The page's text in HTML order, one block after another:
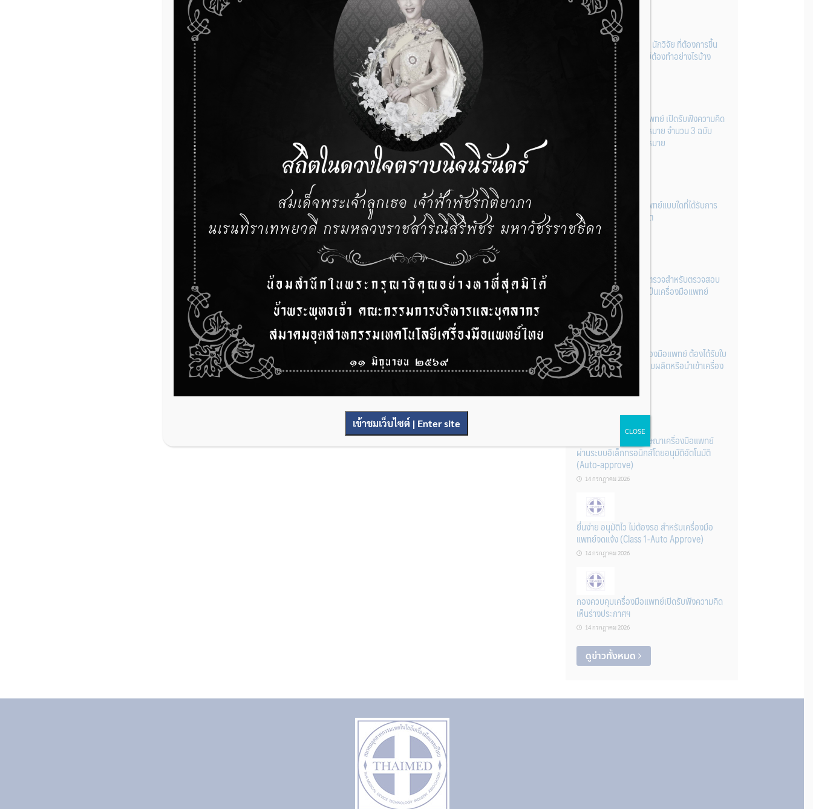
ผู้ประกอบการผลิต และ นักวิจัย ที่ต้องการขึ้น
ทะเบียนเครื่องมือแพทย์ต้องทำอย่างไรบ้าง
22 กรกฎาคม 2026
กองควบคุมเครื่องมือแพทย์ เปิดรับฟังความคิด
เห็นหลักการยกร่างกฎหมาย จำนวน 3 ฉบับ
ผ่านระบบกลางทางกฎหมาย
22 กรกฎาคม 2026
การโฆษณาเครื่องมือแพทย์แบบใดที่ได้รับการ
ยกเว้นไม่ต้องขออนุญาต
14 กรกฎาคม 2026
รู้หรือไม่? ผลิตภัณฑ์ชุดตรวจสําหรับตรวจสอบ
การปนเปื้อนแบบใดจัดเป็นเครื่องมือแพทย์
14 กรกฎาคม 2026
การนำเข้าหรือผลิตเครื่องมือแพทย์ ต้องได้รับใบ
จดทะเบียนสถานประกอบผลิตหรือนำเข้าเครื่อง
มือแพทย์ก่อนเท่านั้น
ระบบการขออนุญาตโฆษณาเครื่องมือแพทย์
ผ่านระบบอิเล็กทรอนิกส์โดยอนุมัติอัตโนมัติ
(Auto-approve)
14 กรกฎาคม 2026
ยื่นง่าย อนุมัติไว ไม่ต้องรอ สำหรับเครื่องมือ
แพทย์จดแจ้ง (Class 1-Auto Approve)
14 กรกฎาคม 2026
กองควบคุมเครื่องมือแพทย์เปิดรับฟังความคิด
เห็นร่างประกาศฯ
14 กรกฎาคม 2026
ดูข่าวทั้งหมด
เข้าชมเว็บไซต์ | Enter site
CLOSE